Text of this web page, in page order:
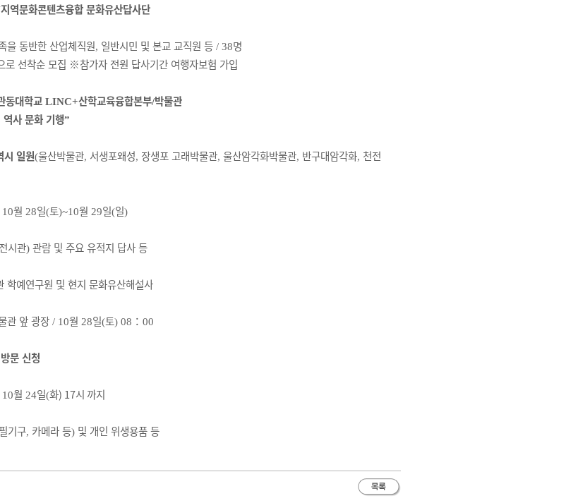
지역문화콘텐츠융합 문화유산답사단
을 동반한 산업체직원, 일반시민 및 본교 교직원 등 / 38명
로 선착순 모집 ※참가자 전원 답사기간 여행자보험 가입
동대학교 LINC+산학교육융합본부/박물관
역사 문화 기행”
시 일원(울산박물관, 서생포왜성, 장생포 고래박물관, 울산암각화박물관, 반구대암각화, 천전
10월 28일(토)~10월 29일(일)
전시관) 관람 및 주요 유적지 답사 등
학예연구원 및 현지 문화유산해설사
관 앞 광장 / 10월 28일(토) 08 ： 00
문 신청
10월 24일(화) 17시 까지
필기구, 카메라 등) 및 개인 위생용품 등